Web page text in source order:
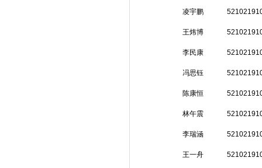
凌宇鹏
王炜博
李民康
冯思钰
陈康恒
林午震
李瑞涵
王一舟